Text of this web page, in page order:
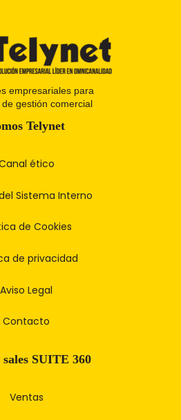
empresariales para
de gestión comercial
Telynet
ético
Sistema Interno
de Cookies
de privacidad
Aviso Legal
Contacto
SUITE 360
Ventas